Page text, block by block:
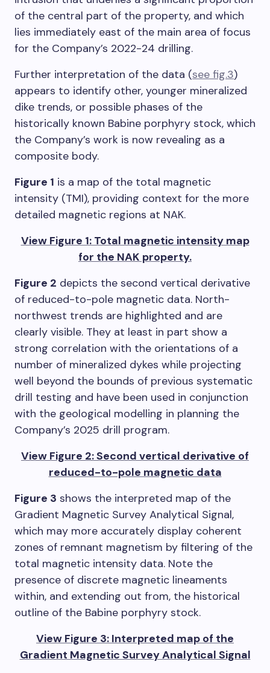
of the central part of the property, and which
lies immediately east of the main area of focus
for the Company’s 2022-24 drilling.
Further interpretation of the data (see fig.3)
appears to identify other, younger mineralized
dike trends, or possible phases of the
historically known Babine porphyry stock, which
the Company’s work is now revealing as a
composite body.
Figure 1 is a map of the total magnetic
intensity (TMI), providing context for the more
detailed magnetic regions at NAK.
View Figure 1: Total magnetic intensity map
for the NAK property.
Figure 2 depicts the second vertical derivative
of reduced-to-pole magnetic data. North-
northwest trends are highlighted and are
clearly visible. They at least in part show a
strong correlation with the orientations of a
number of mineralized dykes while projecting
well beyond the bounds of previous systematic
drill testing and have been used in conjunction
with the geological modelling in planning the
Company’s 2025 drill program.
View Figure 2: Second vertical derivative of
reduced-to-pole magnetic data
Figure 3 shows the interpreted map of the
Gradient Magnetic Survey Analytical Signal,
which may more accurately display coherent
zones of remnant magnetism by filtering of the
total magnetic intensity data. Note the
presence of discrete magnetic lineaments
within, and extending out from, the historical
outline of the Babine porphyry stock.
View Figure 3: Interpreted map of the
Gradient Magnetic Survey Analytical Signal